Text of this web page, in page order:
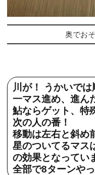
奥でお
川が！ うかいで
一マス進め、進ん
鮎ならゲット、特
次の人の番！
移動は左右と斜め
星のついてるマス
の効果となってい
全部で8ターンや